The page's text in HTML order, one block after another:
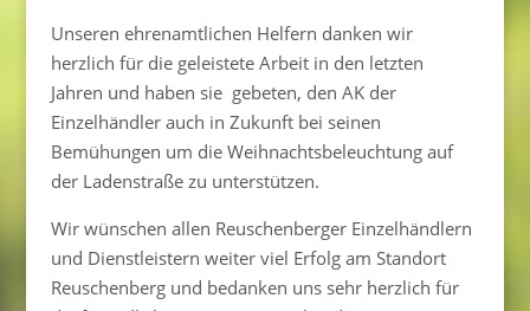
Unseren ehrenamtlichen Helfern danken wir
herzlich für die geleistete Arbeit in den letzten
Jahren und haben sie gebeten, den AK der
Einzelhändler auch in Zukunft bei seinen
Bemühungen um die Weihnachtsbeleuchtung auf
der Ladenstraße zu unterstützen.
Wir wünschen allen Reuschenberger Einzelhändlern
und Dienstleistern weiter viel Erfolg am Standort
Reuschenberg und bedanken uns sehr herzlich für